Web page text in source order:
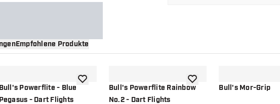
Empfohlene Produkte
hinzufügen
Bull's Powerflite - Blue
Pegasus - Dart Flights
Zur Wunschliste hinzufügen
Bull's Powerflite Rainbow
No.2 - Dart Flights
Zur Wunschliste hinzufügen
Bull's Mor-Grip